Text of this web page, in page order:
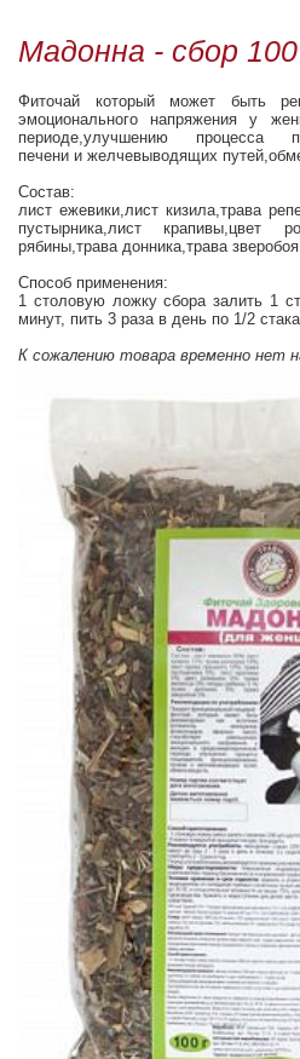
Мадонна - сбор
Фиточай который может быть
эмоционального напряжения у
периоде,улучшению процесса
печени и желчевыводящих
Состав:
лист ежевики,лист кизила,трава
пустырника,лист крапивы,цвет
рябины,трава донника,трава
Способ применения:
1 столовую ложку сбора залить 1
минут, пить 3 раза в день по 1/2
К сожалению товара временно нет